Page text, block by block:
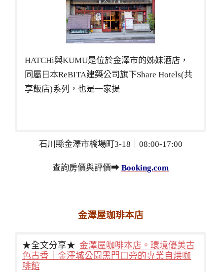
HATCHi與KUMU是位於金澤市的姊妹酒店，
同屬日本ReBITA建築公司旗下Share Hotels(共
享飯店)系列，也是一家提
石川縣金澤市橋場町3-18｜08:00-17:00
查詢房價與評價➡ Booking.com
金澤屋珈琲本店
★全文分享★ 金澤屋咖啡本店。環境優美古
色古香｜金澤城公園黑門口旁的專業自烘咖
啡館